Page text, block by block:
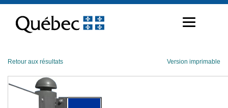
contenu
Retour aux résultats Version imprimable